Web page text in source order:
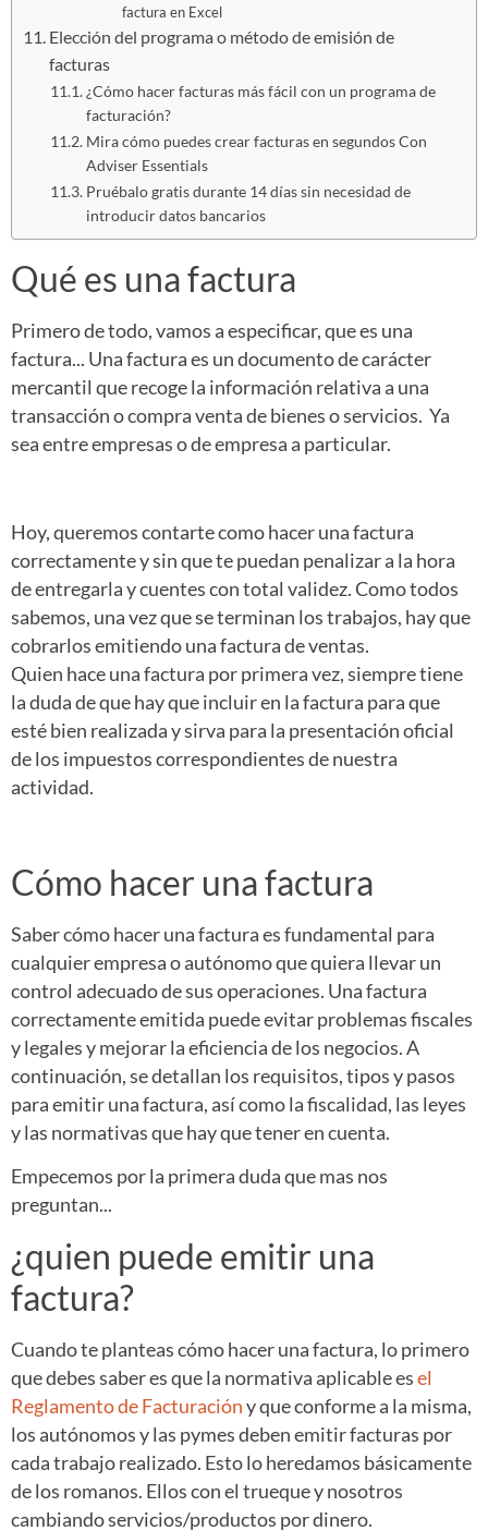
factura en Excel
Elección del programa o método de emisión de
facturas
¿Cómo hacer facturas más fácil con un programa de
facturación?
Mira cómo puedes crear facturas en segundos Con
Adviser Essentials
Pruébalo gratis durante 14 días sin necesidad de
introducir datos bancarios
Qué es una factura
Primero de todo, vamos a especificar, que es una
factura... Una factura es un documento de carácter
mercantil que recoge la información relativa a una
transacción o compra venta de bienes o servicios. Ya
sea entre empresas o de empresa a particular.
Hoy, queremos contarte como hacer una factura
correctamente y sin que te puedan penalizar a la hora
de entregarla y cuentes con total validez. Como todos
sabemos, una vez que se terminan los trabajos, hay que
cobrarlos emitiendo una factura de ventas.
Quien hace una factura por primera vez, siempre tiene
la duda de que hay que incluir en la factura para que
esté bien realizada y sirva para la presentación oficial
de los impuestos correspondientes de nuestra
actividad.
Cómo hacer una factura
Saber cómo hacer una factura es fundamental para
cualquier empresa o autónomo que quiera llevar un
control adecuado de sus operaciones. Una factura
correctamente emitida puede evitar problemas fiscales
y legales y mejorar la eficiencia de los negocios. A
continuación, se detallan los requisitos, tipos y pasos
para emitir una factura, así como la fiscalidad, las leyes
y las normativas que hay que tener en cuenta.
Empecemos por la primera duda que mas nos
preguntan...
¿quien puede emitir una
factura?
Cuando te planteas cómo hacer una factura, lo primero
que debes saber es que la normativa aplicable esel
Reglamento de Facturacióny que conforme a la misma,
los autónomos y las pymes deben emitir facturas por
cada trabajo realizado. Esto lo heredamos básicamente
de los romanos. Ellos con el trueque y nosotros
cambiando servicios/productos por dinero.